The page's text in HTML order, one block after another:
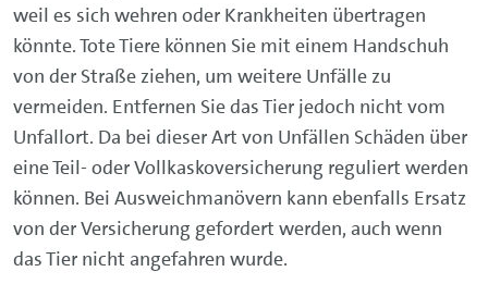
weil es sich wehren oder Krankheiten übertragen
könnte. Tote Tiere können Sie mit einem Handschuh
von der Straße ziehen, um weitere Unfälle zu
vermeiden. Entfernen Sie das Tier jedoch nicht vom
Unfallort. Da bei dieser Art von Unfällen Schäden über
eine Teil- oder Vollkaskoversicherung reguliert werden
können. Bei Ausweichmanövern kann ebenfalls Ersatz
von der Versicherung gefordert werden, auch wenn
das Tier nicht angefahren wurde.